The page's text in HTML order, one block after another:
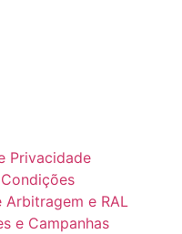
Privacidade
Arbitragem e RAL
e Campanhas